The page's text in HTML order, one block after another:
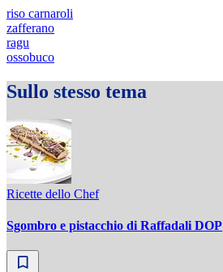
riso carnaroli
zafferano
ragu
ossobuco
Sullo stesso tema
Ricette dello Chef
Sgombro e pistacchio di Raffadali DOP